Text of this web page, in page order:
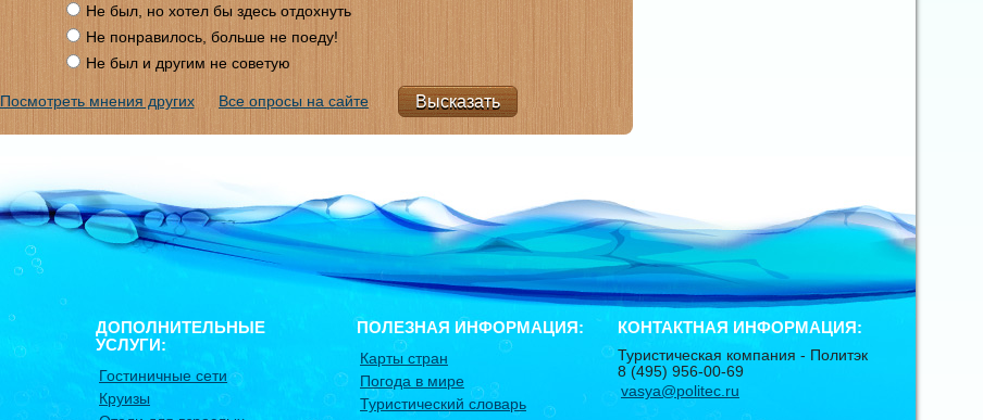
Не был, но хотел бы здесь отдохнуть
Не понравилось, больше не поеду!
Не был и другим не советую
Посмотреть мнения других Все опросы на сайте
ДОПОЛНИТЕЛЬНЫЕ
УСЛУГИ:
Гостиничные сети
Круизы
ПОЛЕЗНАЯ ИНФОРМАЦИЯ:
Карты стран
Погода в мире
Туристический словарь
КОНТАКТНАЯ ИНФОРМАЦИЯ:
Туристическая компания - Политэк
8 (495) 956-00-69
vasya@politec.ru